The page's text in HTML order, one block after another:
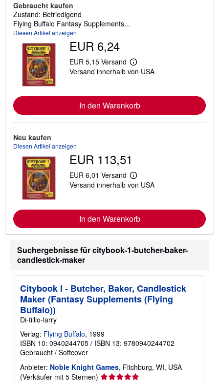
Gebraucht kaufen
Zustand: Befriedigend
Flying Buffalo Fantasy Supplements...
Diesen Artikel anzeigen
EUR 6,24
EUR 5,15 Versand
W
e
e
I
n
i
o
n
z
u
e
s
a
k
s
t
Versand innerhalb von USA
In den Warenkorb
Neu kaufen
Diesen Artikel anzeigen
EUR 113,51
EUR 6,01 Versand
W
e
e
I
n
o
a
o
n
V
e
a
n
Versand innerhalb von USA
In den Warenkorb
Suchergebnisse für citybook-1-butcher-baker-
candlestick-maker
Citybook I - Butcher, Baker, Candlestick
Maker (Fantasy Supplements (Flying
Buffalo))
Di-tillio-larry
Verlag: Flying Buffalo, 1999
ISBN 10: 0940244705 / ISBN 13: 9780940244702
Gebraucht / Softcover
Anbieter: Noble Knight Games, Fitchburg, WI, USA
(Verkäufer mit 5 Sternen) Verkäuferbewertung